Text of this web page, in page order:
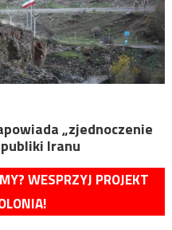
„zjednoczenie
Iranu
WESPRZYJ PROJEKT